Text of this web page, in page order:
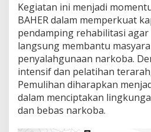
Kegiatan ini menjadi
BAHER dalam memperkuat
pendamping rehabilitasi
langsung membantu
penyalahgunaan narkoba.
intensif dan pelatihan
Pemulihan diharapkan
dalam menciptakan
dan bebas narkoba.